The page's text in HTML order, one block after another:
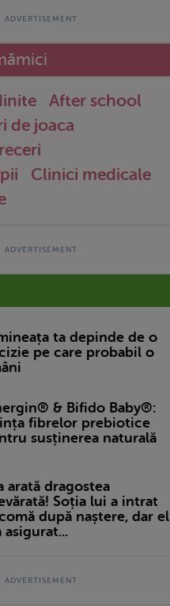
After school
de joaca
Clinici medicale
ta depinde de o
pe care probabil o
& Bifido Baby®:
fibrelor prebiotice
susținerea naturală
arată dragostea
Soția lui a intrat
după naștere, dar el
asigurat...